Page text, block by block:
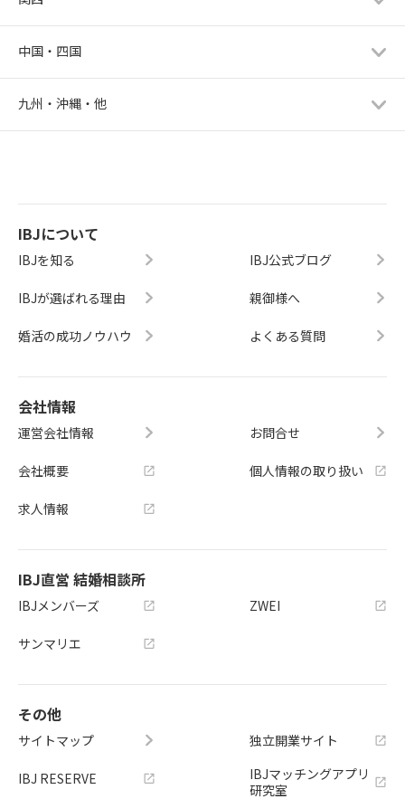
中国・四国
九州・沖縄・他
IBJについて
IBJを知る
IBJが選ばれる理由
婚活の成功ノウハウ
IBJ公式ブログ
親御様へ
よくある質問
会社情報
運営会社情報
会社概要
求人情報
お問合せ
個人情報の取り扱い
IBJ直営 結婚相談所
IBJメンバーズ
サンマリエ
ZWEI
その他
サイトマップ
IBJ RESERVE
独立開業サイト
IBJマッチングアプリ
研究室